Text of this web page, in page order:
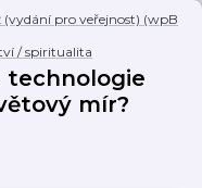
(vydání pro veřejnost) (wpB
/ spiritualita
technologie
mír?